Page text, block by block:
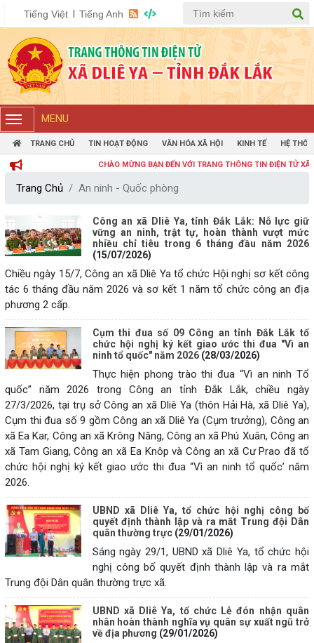
Tiếng Việt Tiếng Anh
MENU
TRANG CHỦ TIN HOẠT ĐỘNG VĂN HÓA XÃ HỘI KINH TẾ HỆ
CHÀO MỪNG BẠN ĐẾN VỚI TRANG THÔNG TIN ĐIỆN TỬ XÃ
Trang Chủ An ninh - Quốc phòng
Công an xã Dliê Ya, tỉnh Đắk Lắk: Nỗ lực giữ
vững an ninh, trật tự, hoàn thành vượt mức
nhiều chỉ tiêu trong 6 tháng đầu năm 2026
(15/07/2026)
Chiều ngày 15/7, Công an xã Dliê Ya tổ chức Hội nghị sơ kết công
tác 6 tháng đầu năm 2026 và sơ kết 1 năm tổ chức công an địa
phương 2 cấp.
Cụm thi đua số 09 Công an tỉnh Đắk Lắk tổ
chức hội nghị ký kết giao ước thi đua "Vì an
ninh tổ quốc" năm 2026 (28/03/2026)
Thực hiện phong trào thi đua “Vì an ninh Tổ
quốc” năm 2026 trong Công an tỉnh Đắk Lắk, chiều ngày
27/3/2026, tại trụ sở Công an xã Dliê Ya (thôn Hải Hà, xã Dliê Ya),
Cụm thi đua số 9 gồm Công an xã Dliê Ya (Cụm trưởng), Công an
xã Ea Kar, Công an xã Krông Năng, Công an xã Phú Xuân, Công an
xã Tam Giang, Công an xã Ea Knôp và Công an xã Cư Prao đã tổ
chức hội nghị ký kết giao ước thi đua “Vì an ninh tổ quốc’ năm
2026.
UBND xã Dliê Ya, tổ chức hội nghị công bố
quyết định thành lập và ra mắt Trung đội Dân
quân thường trực (29/01/2026)
Sáng ngày 29/1, UBND xã Dliê Ya, tổ chức hội
nghị công bố quyết định thành lập và ra mắt
Trung đội Dân quân thường trực xã.
UBND xã Dliê Ya, tổ chức Lễ đón nhận quân
nhân hoàn thành nghĩa vụ quân sự xuất ngũ trở
về địa phương (29/01/2026)